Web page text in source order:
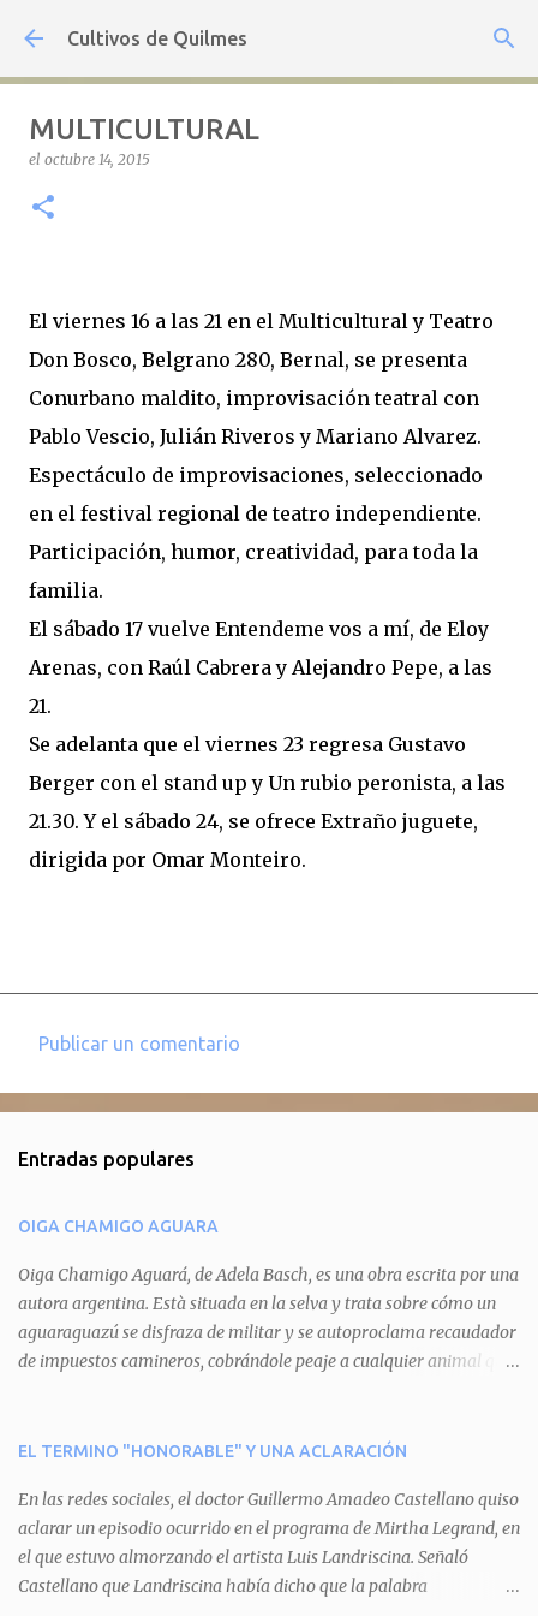
Ir al contenido principal
Cultivos de Quilmes
MULTICULTURAL
el octubre 14, 2015
El viernes 16 a las 21 en el Multicultural y Teatro
Don Bosco, Belgrano 280, Bernal, se presenta
Conurbano maldito, improvisación teatral con
Pablo Vescio, Julián Riveros y Mariano Alvarez.
Espectáculo de improvisaciones, seleccionado
en el festival regional de teatro independiente.
Participación, humor, creatividad, para toda la
familia.
El sábado 17 vuelve Entendeme vos a mí, de Eloy
Arenas, con Raúl Cabrera y Alejandro Pepe, a las
21.
Se adelanta que el viernes 23 regresa Gustavo
Berger con el stand up y Un rubio peronista, a las
21.30. Y el sábado 24, se ofrece Extraño juguete,
dirigida por Omar Monteiro.
e
t
a
r
i
o
Publicar un comentario
Entradas populares
OIGA CHAMIGO AGUARA
Oiga Chamigo Aguará, de Adela Basch, es una obra escrita por una
autora argentina. Està situada en la selva y trata sobre cómo un
aguaraguazú se disfraza de militar y se autoproclama recaudador
de impuestos camineros, cobrándole peaje a cualquier animal que
aguará le provoca. De igual manera pasa con Tatú, el armadillo.
del aguará y pasa sin pagar. Por último, Tui, la cotorra, deja
expuesta la mentira del aguará y arenga a los otros tres
personajes a unirse para enfrentarlo. Finalmente, terminan por
quitarle el disfraz de militar, y el aguará huye despavorido al verse
EL TERMINO "HONORABLE" Y UNA ACLARACIÓN
En las redes sociales, el doctor Guillermo Amadeo Castellano quiso
aclarar un episodio ocurrido en el programa de Mirtha Legrand, en
el que estuvo almorzando el artista Luis Landriscina. Señaló
Castellano que Landriscina había dicho que la palabra